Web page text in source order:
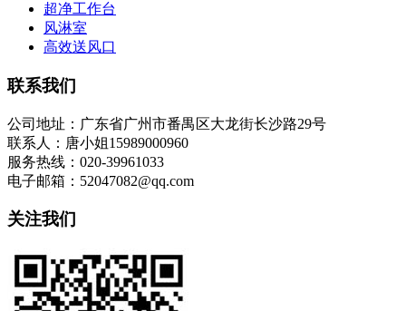
超净工作台
风淋室
高效送风口
联系我们
公司地址：广东省广州市番禺区大龙街长沙路29号
联系人：唐小姐15989000960
服务热线：020-39961033
电子邮箱：52047082@qq.com
关注我们